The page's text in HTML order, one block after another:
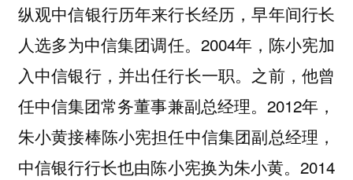
纵观中信银行历年来行长经历，早年间行长
人选多为中信集团调任。2004年，陈小宪加
入中信银行，并出任行长一职。之前，他曾
任中信集团常务董事兼副总经理。2012年，
朱小黄接棒陈小宪担任中信集团副总经理，
中信银行行长也由陈小宪换为朱小黄。2014